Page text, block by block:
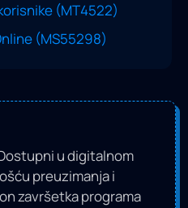
(MT4522)
(MS55298)
u digitalnom
preuzimanja i
završetka programa